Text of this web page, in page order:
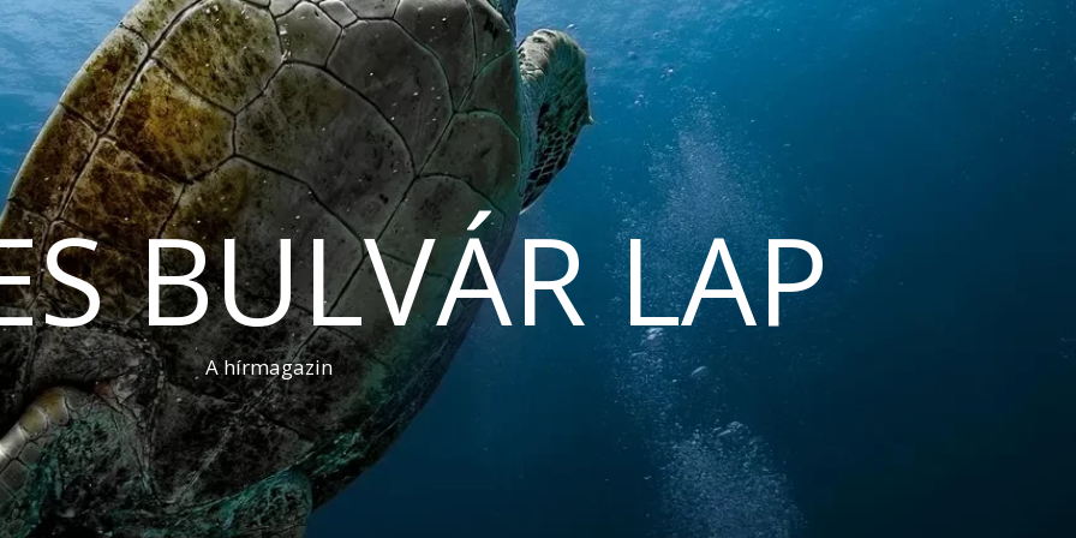
BULVÁR LAP
A hírmagazin